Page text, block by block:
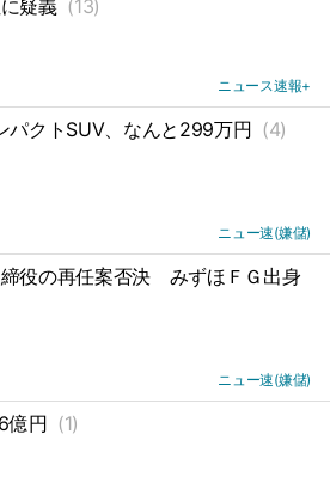
疑義 (13)
ニュース速報+
パクトSUV、なんと299万円 (4)
ニュー速(嫌儲)
役の再任案否決
みずほＦＧ出身
ニュー速(嫌儲)
億円 (1)